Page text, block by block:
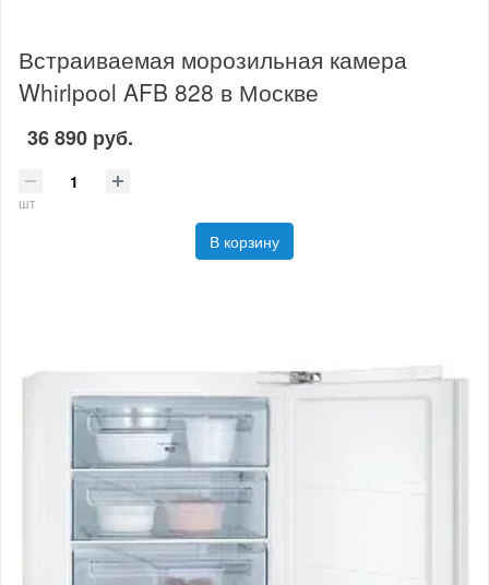
Встраиваемая морозильная камера
Whirlpool AFB 828 в Москве
36 890 руб.
шт
В корзину